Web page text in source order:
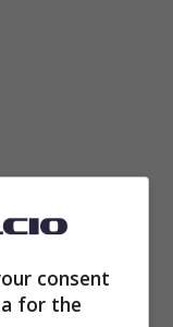
Manchester
quando
questo tutte
consent
for the